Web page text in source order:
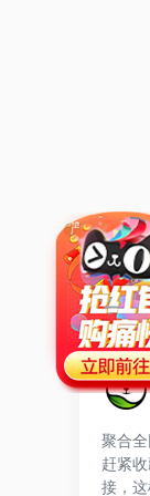
聚合
赶紧
接，这